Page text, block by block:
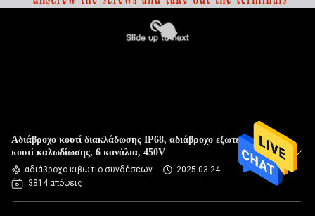
Αδιάβροχο κουτί διακλάδωσης IP68, αδιάβροχο εξωτερικό
κουτί καλωδίωσης, 6 κανάλια, 450V
αδιάβροχο κιβώτιο συνδέσεων
2025-03-24
3814 απόψεις